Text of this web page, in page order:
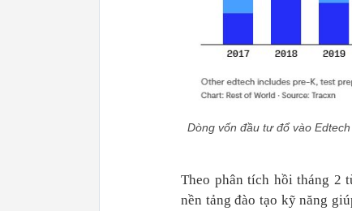
Dòng vốn đầu tư đổ vào
Theo phân tích hồi tháng 2
nền tảng đào tạo kỹ năng